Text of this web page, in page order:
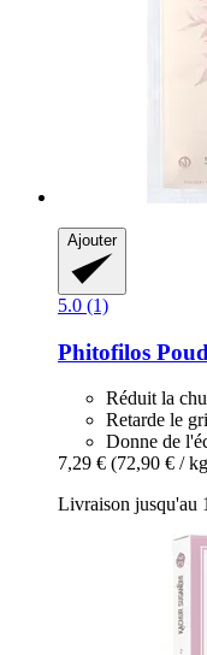
Ajouter
5.0 (1)
Phitofilos
Réduit la
Retarde le
Donne de
7,29 € (72,90 € /
Livraison jusqu'au